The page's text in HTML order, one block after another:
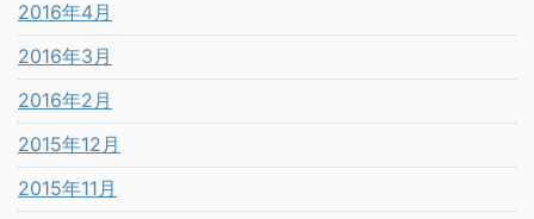
2016年4月
2016年3月
2016年2月
2015年12月
2015年11月